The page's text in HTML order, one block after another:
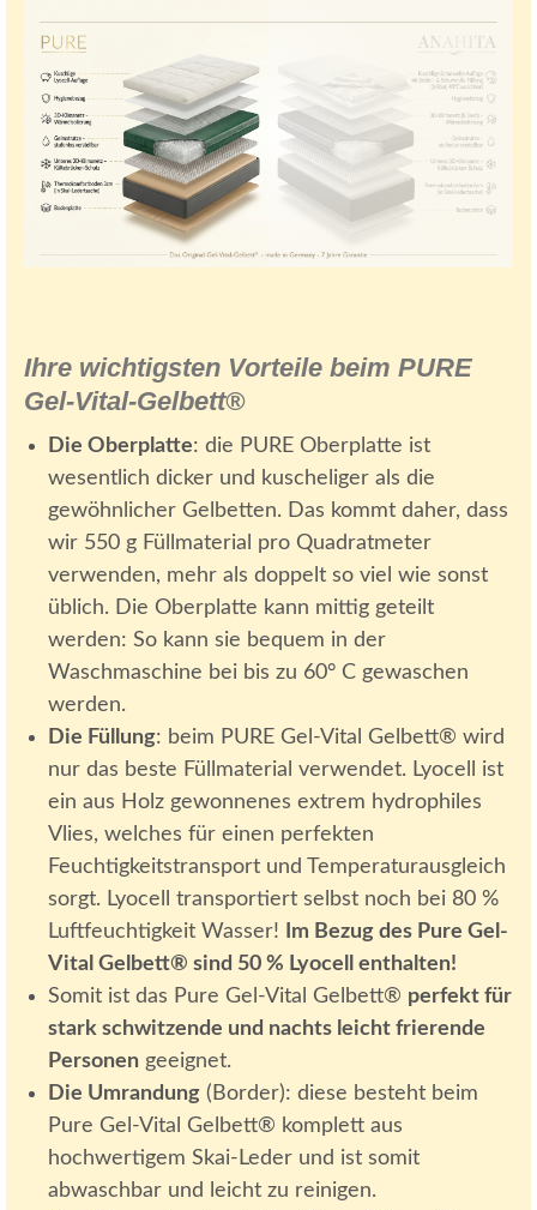
Ihre wichtigsten Vorteile beim PURE
Gel-Vital-Gelbett®
Die Oberplatte: die PURE Oberplatte ist
wesentlich dicker und kuscheliger als die
gewöhnlicher Gelbetten. Das kommt daher, dass
wir 550 g Füllmaterial pro Quadratmeter
verwenden, mehr als doppelt so viel wie sonst
üblich. Die Oberplatte kann mittig geteilt
werden: So kann sie bequem in der
Waschmaschine bei bis zu 60° C gewaschen
werden.
Die Füllung: beim PURE Gel-Vital Gelbett® wird
nur das beste Füllmaterial verwendet. Lyocell ist
ein aus Holz gewonnenes extrem hydrophiles
Vlies, welches für einen perfekten
Feuchtigkeitstransport und Temperaturausgleich
sorgt. Lyocell transportiert selbst noch bei 80 %
Luftfeuchtigkeit Wasser!
Im Bezug des Pure Gel-
Vital Gelbett® sind 50 % Lyocell enthalten!
Somit ist das Pure Gel-Vital Gelbett® perfekt für
stark schwitzende und nachts leicht frierende
Personen geeignet.
Die Umrandung (Border): diese besteht beim
Pure Gel-Vital Gelbett® komplett aus
hochwertigem Skai-Leder und ist somit
abwaschbar und leicht zu reinigen.